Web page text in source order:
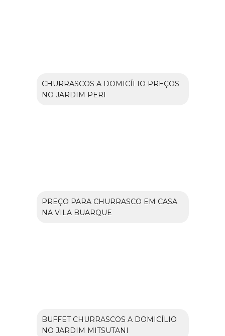
CHURRASCOS A DOMICÍLIO PREÇOS
NO JARDIM PERI
PREÇO PARA CHURRASCO EM CASA
NA VILA BUARQUE
BUFFET CHURRASCOS A DOMICÍLIO
NO JARDIM MITSUTANI